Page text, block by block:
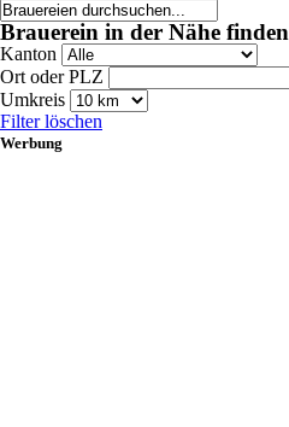
Brauerein in der Nähe finden
Kanton
Ort oder PLZ
Umkreis
Filter löschen
Werbung